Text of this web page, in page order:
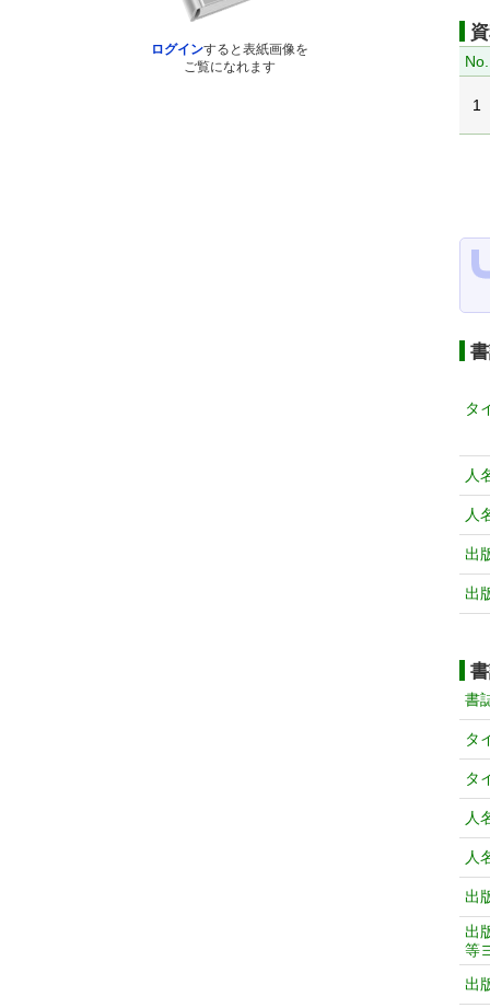
ログインすると表紙画像を
ご覧になれます
No.
1
タ
人
人
出
出
書
タ
タ
人
人
出
出
等
出